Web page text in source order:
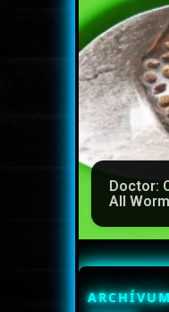
Doctor:
All